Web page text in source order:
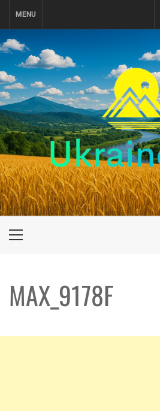
MENU
UKRAINE-IS
ПОДОРОЖI ПО УКРАЇНІ
Primary
MAX_9178F